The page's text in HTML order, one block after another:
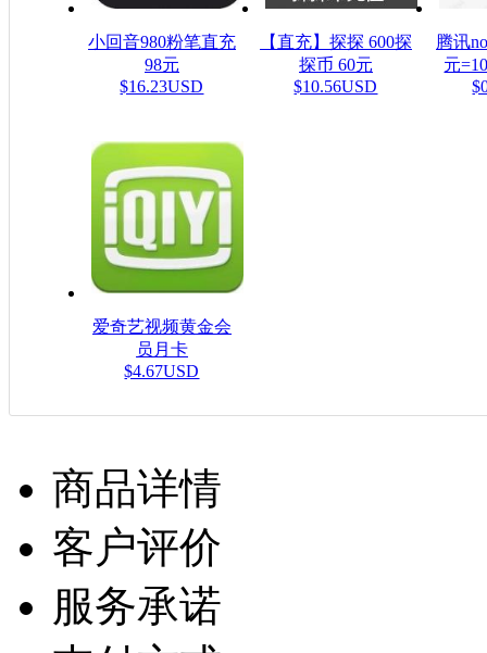
小回音980粉笔直充
98元
$16.23USD
【直充】探探 600探
探币 60元
$10.56USD
腾讯
元
爱奇艺视频黄金会
员月卡
$4.67USD
商品详情
客户评价
服务承诺